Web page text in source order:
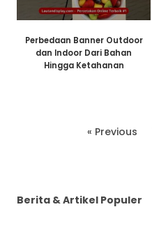
Perbedaan Banner Outdoor
dan Indoor Dari Bahan
Hingga Ketahanan
« Previous
Berita & Artikel Populer